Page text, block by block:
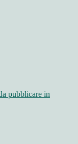
pubblicare in